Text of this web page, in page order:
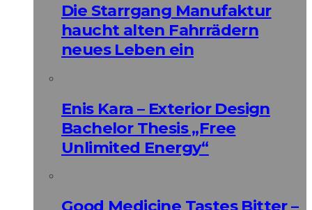
Die Starrgang Manufaktur
haucht alten Fahrrädern
neues Leben ein
Enis Kara – Exterior Design
Bachelor Thesis „Free
Unlimited Energy“
Good Medicine Tastes Bitter –